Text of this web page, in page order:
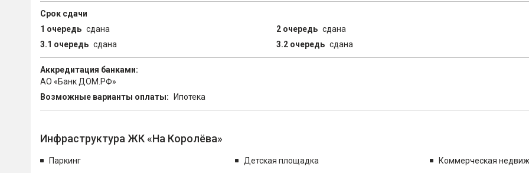
Срок сдачи
1 очередь сдана 2 очередь сдана
3.1 очередь сдана 3.2 очередь сдана
Аккредитация банками:
АО «Банк ДОМ.РФ»
Возможные варианты оплаты:
Ипотека
Инфраструктура ЖК «На Королёва»
Паркинг Детская площадка Коммерческая